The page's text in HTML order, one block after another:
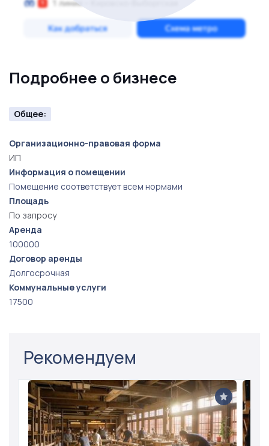
Подробнее о бизнесе
Общее:
Организационно-правовая форма
ИП
Информация о помещении
Помещение соответствует всем нормами
Площадь
По запросу
Аренда
100000
Договор аренды
Долгосрочная
Коммунальные услуги
17500
Рекомендуем